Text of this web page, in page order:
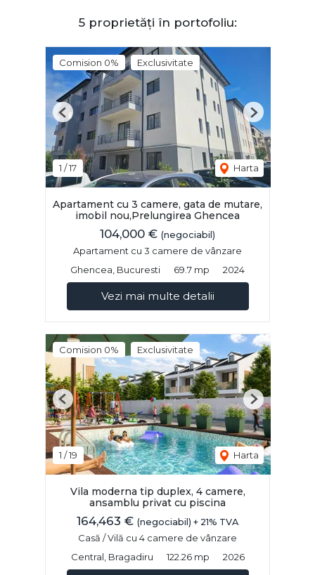
5 proprietăți în portofoliu:
Comision 0% Exclusivitate
1 /17 Harta
Previous Next
Apartament cu 3 camere, gata de mutare,
imobil nou,Prelungirea Ghencea
104,000 € (negociabil)
Apartament cu 3 camere de vânzare
Ghencea, Bucuresti
69.7 mp 2024
Vezi mai multe detalii
Comision 0% Exclusivitate
1 /19 Harta
Previous Next
Vila moderna tip duplex, 4 camere,
ansamblu privat cu piscina
164,463 € (negociabil) + 21% TVA
Casă / Vilă cu 4 camere de vânzare
Central, Bragadiru
122.26 mp 2026